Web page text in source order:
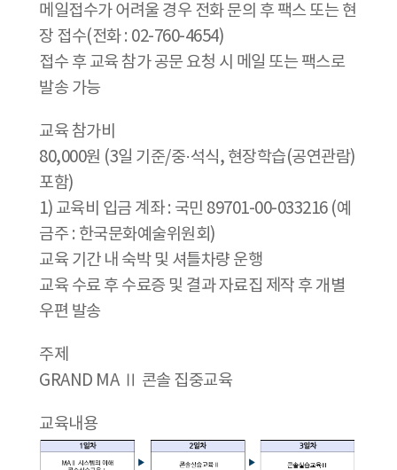
메일접수가 어려울 경우 전화 문의 후 팩스 또는 현
장 접수(전화 : 02-760-4654)
접수 후 교육 참가 공문 요청 시 메일 또는 팩스로
발송 가능
교육 참가비
80,000원 (3일 기준/중·석식, 현장학습(공연관람)
포함)
1) 교육비 입금 계좌 : 국민 89701-00-033216 (예
금주 : 한국문화예술위원회)
교육 기간 내 숙박 및 셔틀차량 운행
교육 수료 후 수료증 및 결과 자료집 제작 후 개별
우편 발송
주제
GRAND MA Ⅱ 콘솔 집중교육
교육내용